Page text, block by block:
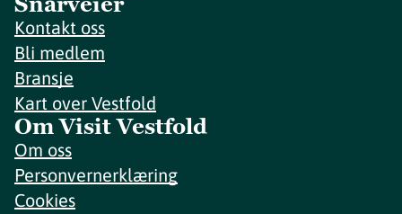
Kontakt oss
Bli medlem
Bransje
Kart over Vestfold
Om Visit Vestfold
Om oss
Personvernerklæring
Cookies